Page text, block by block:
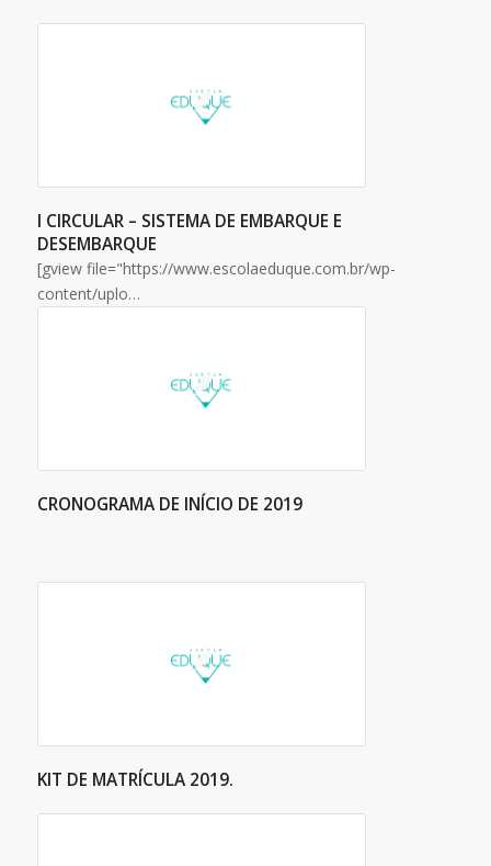
I CIRCULAR – SISTEMA DE EMBARQUE E
DESEMBARQUE
[gview file="https://www.escolaeduque.com.br/wp-
content/uplo…
CRONOGRAMA DE INÍCIO DE 2019
KIT DE MATRÍCULA 2019.